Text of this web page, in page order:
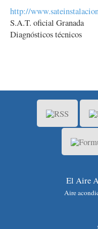
http://
S.A.T. oficial Granada
Diagnósticos técnicos
El Aire
Aire